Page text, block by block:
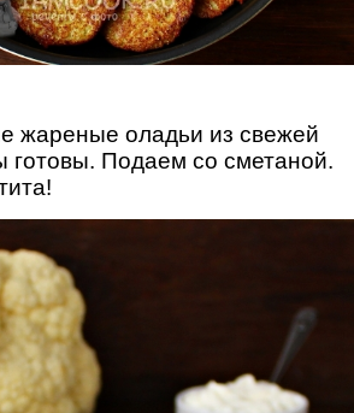
жареные оладьи из свежей
готовы. Подаем со сметаной.